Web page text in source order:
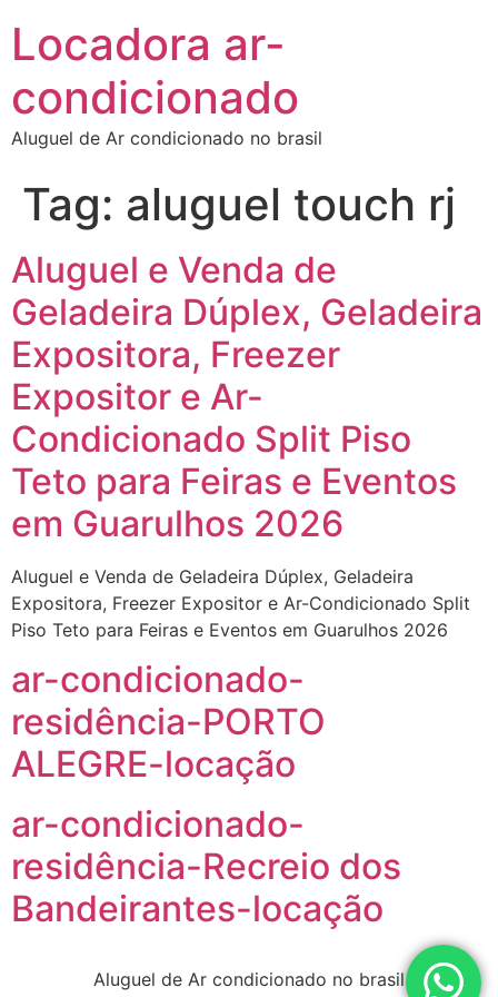
Locadora ar-
condicionado
Aluguel de Ar condicionado no brasil
Tag: aluguel touch rj
Aluguel e Venda de
Geladeira Dúplex, Geladeira
Expositora, Freezer
Expositor e Ar-
Condicionado Split Piso
Teto para Feiras e Eventos
em Guarulhos 2026
Aluguel e Venda de Geladeira Dúplex, Geladeira
Expositora, Freezer Expositor e Ar-Condicionado Split
Piso Teto para Feiras e Eventos em Guarulhos 2026
ar-condicionado-
residência-PORTO
ALEGRE-locação
ar-condicionado-
residência-Recreio dos
Bandeirantes-locação
Aluguel de Ar condicionado no brasil